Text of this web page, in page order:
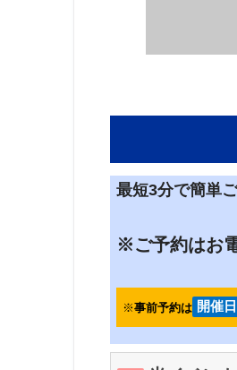
最短3分で簡単
※ご予約はお
※事前予約は 開催